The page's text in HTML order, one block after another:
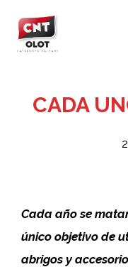
contingut
CADA
Cada año se
único objetivo de
abrigos y